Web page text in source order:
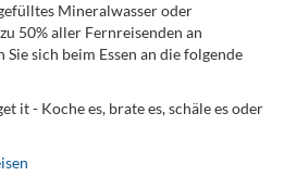
Mineralwasser oder
50% aller Fernreisenden an
Sie sich beim Essen an die folgende
it - Koche es, brate es, schäle es oder